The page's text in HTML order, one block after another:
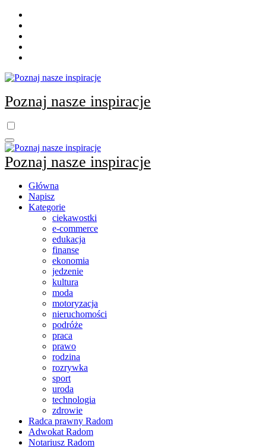
Skip
content
Poznaj nasze inspiracje
Poznaj nasze inspiracje
Główna
Napisz
Kategorie
ciekawostki
e-commerce
edukacja
finanse
ekonomia
jedzenie
kultura
moda
motoryzacja
nieruchomości
podróże
praca
prawo
rodzina
rozrywka
sport
uroda
technologia
zdrowie
Radca prawny Radom
Adwokat Radom
Notariusz Radom